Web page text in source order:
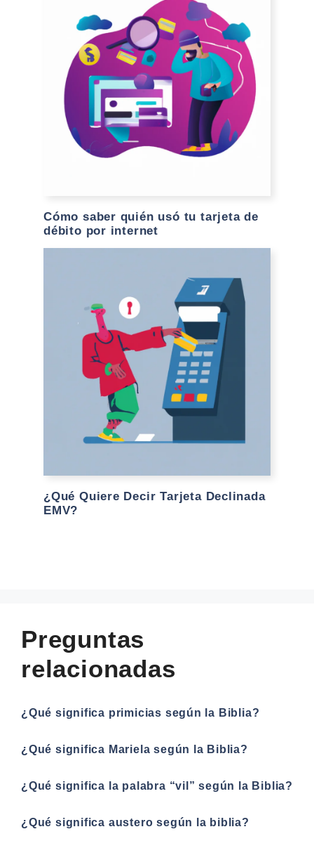
Cómo saber quién usó tu tarjeta de
débito por internet
¿Qué Quiere Decir Tarjeta Declinada
EMV?
Preguntas
relacionadas
¿Qué significa primicias según la Biblia?
¿Qué significa Mariela según la Biblia?
¿Qué significa la palabra “vil” según la Biblia?
¿Qué significa austero según la biblia?